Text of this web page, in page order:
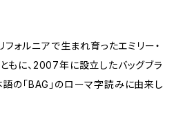
リフォルニアで生まれ育ったエミリー・
もに、2007年に設立したバッグブラ
語の「BAG」のローマ字読みに由来し